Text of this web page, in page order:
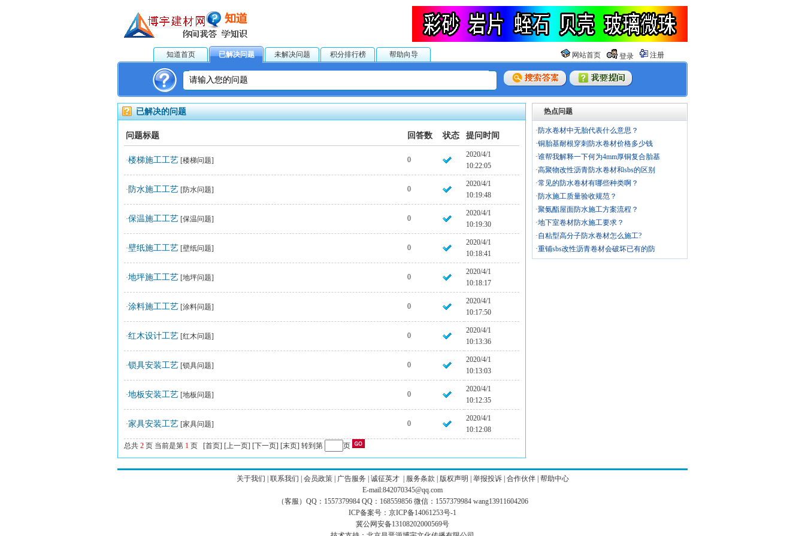
知道首页 已解决问题 未解决问题 积分排行榜 帮助向导 网站首页 登录 注册
已解决的问题
问题标题 回答数 状态 提问时间
·楼梯施工工艺 [楼梯问题] 0
2020/4/1
10:22:05
· 防水施工工艺 [防水问题] 0
2020/4/1
10:19:48
·保温施工工艺 [保温问题] 0
2020/4/1
10:19:30
·壁纸施工工艺 [壁纸问题] 0
2020/4/1
10:18:41
·地坪施工工艺 [地坪问题] 0
2020/4/1
10:18:17
·涂料施工工艺 [涂料问题] 0
2020/4/1
10:17:50
·红木设计工艺 [红木问题] 0
2020/4/1
10:13:36
·锁具安装工艺 [锁具问题] 0
2020/4/1
10:13:03
·地板安装工艺 [地板问题] 0
2020/4/1
10:12:35
·家具安装工艺 [家具问题] 0
2020/4/1
10:12:08
总共 2 页 当前是第 1 页 [首页] [上一页] [下一页] [末页] 转到第 页
热点问题
·防水卷材中无胎代表什么意思？
·铜胎基耐根穿刺防水卷材价格多少钱
·谁帮我解释一下何为4mm厚铜复合胎基
·高聚物改性沥青防水卷材和sbs的区别
·常见的防水卷材有哪些种类啊？
·防水施工质量验收规范？
·聚氨酯屋面防水施工方案流程？
·地下室卷材防水施工要求？
·自粘型高分子防水卷材怎么施工?
·重铺sbs改性沥青卷材会破坏已有的防
关于我们 联系我们 会员政策| 广告服务 诚征英才 服务条款 版权声明 举报投诉| 合作伙伴| 帮助中心
E-mail:842070345@qq.com
（客服）QQ：1557379984 QQ：168559856 微信：1557379984 wang13911604206
ICP备案号： 京ICP备14061253号-1
冀公网安备13108202000569号